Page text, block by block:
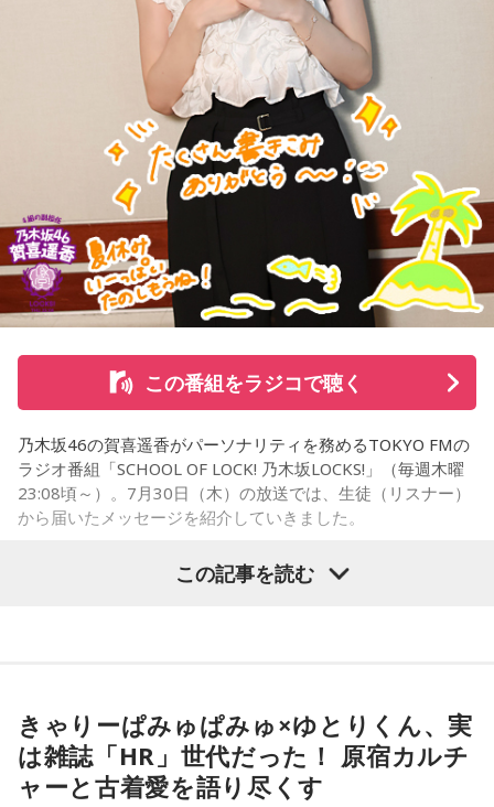
ありましたが、ちょうどお昼どき、おにぎりを頬張る人もい
れば、乗り合わせた人同士、互いの空襲の苦労話をしたり、
少し和んだ雰囲気もありました。
そんな「419列車」が小仏峠の登り坂に差し掛かった時、ガ
クンとスピードが落ちます。突然、バリバリバリッ！と大き
な音が響き渡り、列車は牽引する電気機関車と客車の2両目の
半分まで湯の花トンネルに入ったところで、急停車しまし
た。
「機銃掃射だ！」
そんな叫びと悲鳴が同時に響き渡り、ギューンブルブルブル
とすさまじい音が迫ります。アメリカ軍のP51・ムスタング
何度も容赦なく銃弾を撃ち込んできたのです。数分前まで、
日曜昼下がりの穏やかだった車内は、あちこちからうめき声
が聞こえ、人が折り重なるように倒れて、一面、血の海と化
「実は列車銃撃の調査を始めた頃、犠牲となった方で、お名
前が分かっていたのは、わずかお一人だったんです」
この番組をラジコで聴く
乃木坂46の賀喜遥香がパーソナリティを務めるTOKYO FMの
ラジオ番組「SCHOOL OF LOCK! 乃木坂LOCKS!」（毎週木曜
23:08頃～）。7月30日（木）の放送では、生徒（リスナー）
から届いたメッセージを紹介していきました。
「遥香先生にお知らせです！ 私は、夏休みに恋人と初めて2
人で東京に行きます。ディズニーに行く予定ですが、お互い
に乃木坂46が好きなので、もし『真夏の全国ツアー2026』東
京公演が当たれば、遥香先生のタオルを持って観に行きま
この記事を読む
きゃりーぱみゅぱみゅ×ゆとりくん、実
は雑誌「HR」世代だった！ 原宿カルチ
ャーと古着愛を語り尽くす